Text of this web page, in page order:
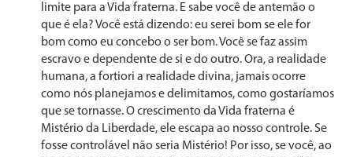
limite para a Vida fraterna. E sabe você de ante­mão o
que é ela? Você está dizendo: eu serei bom se ele for
bom como eu concebo o ser bom. Você se faz assim
escravo e dependente de si e do outro. Ora, a realidade
humana, a fortiori a realidade divina, jamais ocorre
como nós planejamos e delimitamos, como gostaríamos
que se tornasse. O crescimento da Vida fraterna é
Mistério da Li­berdade, ele escapa ao nosso controle. Se
fosse controlá­vel não seria Mistério! Por isso, se você, ao